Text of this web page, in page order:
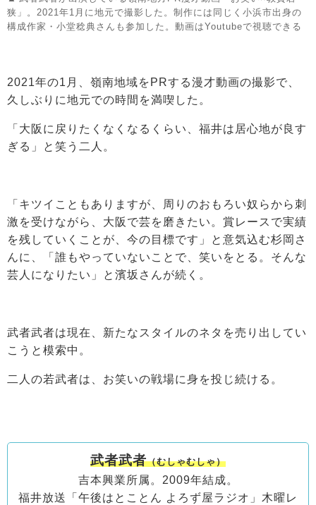
狭」。2021年1月に地元で撮影した。制作には同じく小浜市出身の
構成作家・小堂稔典さんも参加した。動画はYoutubeで視聴できる
2021年の1月、嶺南地域をPRする漫才動画の撮影で、
久しぶりに地元での時間を満喫した。
「大阪に戻りたくなくなるくらい、福井は居心地が良す
ぎる」と笑う二人。
「キツイこともありますが、周りのおもろい奴らから刺
激を受けながら、大阪で芸を磨きたい。賞レースで実績
を残していくことが、今の目標です」と意気込む杉岡さ
んに、「誰もやっていないことで、笑いをとる。そんな
芸人になりたい」と濱坂さんが続く。
武者武者は現在、新たなスタイルのネタを売り出してい
こうと模索中。
二人の若武者は、お笑いの戦場に身を投じ続ける。
武者武者（むしゃむしゃ）
吉本興業所属。2009年結成。
福井放送「午後はとことん よろず屋ラジオ」木曜レ